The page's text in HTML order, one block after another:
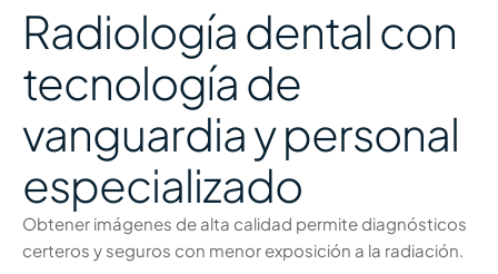
Radiología dental con
tecnología de
vanguardia y personal
especializado
Obtener imágenes de alta calidad permite diagnósticos
certeros y seguros con menor exposición a la radiación.